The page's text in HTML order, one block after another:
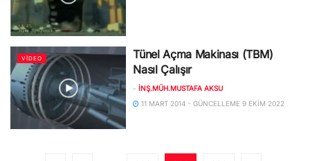
VIDEO
Tünel Açma Makinası (TBM)
Nasıl Çalışır
- İNŞ.MÜH.MUSTAFA AKSU
11 MART 2014 - GÜNCELLEME 9 EKIM 2022